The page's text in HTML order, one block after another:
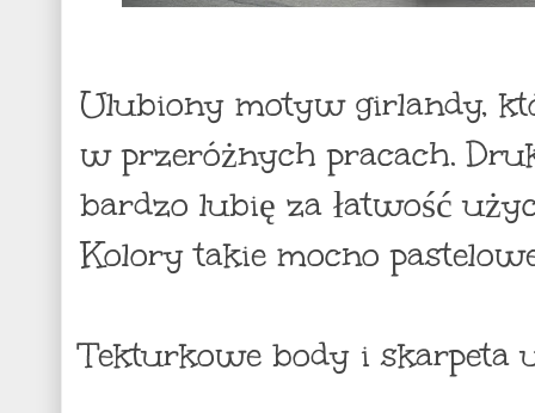
Ulubiony motyw girlandy,
w przeróżnych pracach.
bardzo lubię za łatwość
Kolory takie mocno
Tekturkowe body i skarpeta